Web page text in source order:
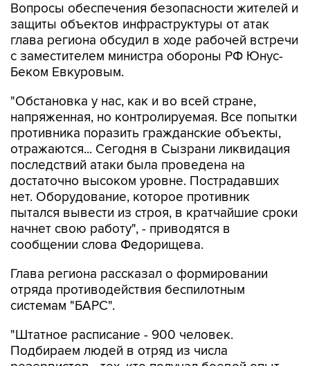
Вопросы обеспечения безопасности жителей и
защиты объектов инфраструктуры от атак
глава региона обсудил в ходе рабочей встречи
с заместителем министра обороны РФ Юнус-
Беком Евкуровым.
"Обстановка у нас, как и во всей стране,
напряженная, но контролируемая. Все попытки
противника поразить гражданские объекты,
отражаются... Сегодня в Сызрани ликвидация
последствий атаки была проведена на
достаточно высоком уровне. Пострадавших
нет. Оборудование, которое противник
пытался вывести из строя, в кратчайшие сроки
начнет свою работу", - приводятся в
сообщении слова Федорищева.
Глава региона рассказал о формировании
отряда противодействия беспилотным
системам "БАРС".
"Штатное расписание - 900 человек.
Подбираем людей в отряд из числа